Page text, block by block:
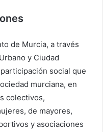
de Murcia, a través
y Ciudad
social que
murciana, en
colectivos,
de mayores,
y asociaciones